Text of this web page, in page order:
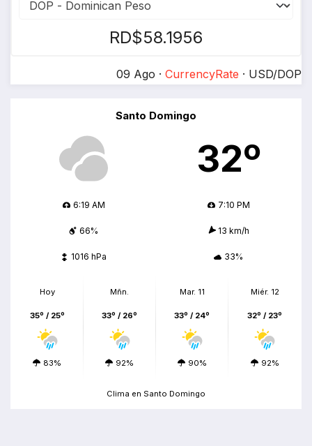
RD$58.1956
09 Ago · CurrencyRate · USD/DOP
Santo Domingo
32º
6:19 AM 7:10 PM
66% 13 km/h
1016 hPa 33%
Hoy
35º / 25º
83%
Mñn.
33º / 26º
92%
Mar. 11
33º / 24º
90%
Miér. 12
32º / 23º
92%
Clima en Santo Domingo